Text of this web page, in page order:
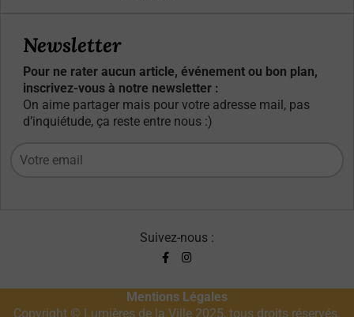
Newsletter
Pour ne rater aucun article, événement ou bon plan,
inscrivez-vous à notre newsletter :
On aime partager mais pour votre adresse mail, pas
d’inquiétude, ça reste entre nous :)
Suivez-nous :
Mentions Légales
Copyright © Lumières de la Ville 2025, tous droits réservés.